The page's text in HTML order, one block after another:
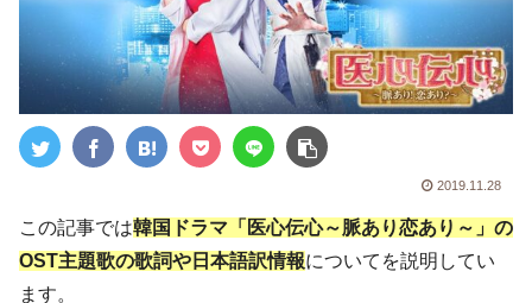
2019.11.28
この記事では韓国ドラマ「医心伝心～脈あり恋あり～」の
OST主題歌の歌詞や日本語訳情報についてを説明してい
ます。